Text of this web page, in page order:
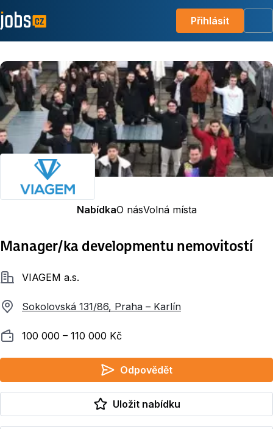
Přihlásit
NabídkaO násVolná místa
Manager/ka developmentu nemovitostí
SpolečnostVIAGEM a.s.
Sokolovská 131/86, Praha – Karlín
Plat 100 000 ‍–‍ 110 000 Kč
Odpovědět
Uložit nabídku